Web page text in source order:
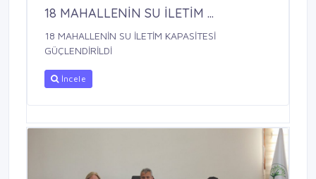
18 MAHALLENİN SU İLETİM ...
18 MAHALLENİN SU İLETİM KAPASİTESİ
GÜÇLENDİRİLDİ
İncele